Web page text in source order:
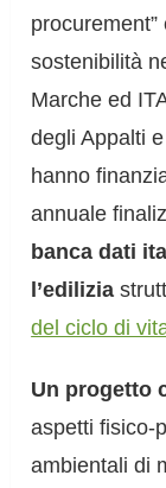
sostenibilità
Marche ed
degli Appalti
hanno
annuale
banca dati
l’edilizia
del ciclo di
Un progetto
aspetti fisico-
ambientali di